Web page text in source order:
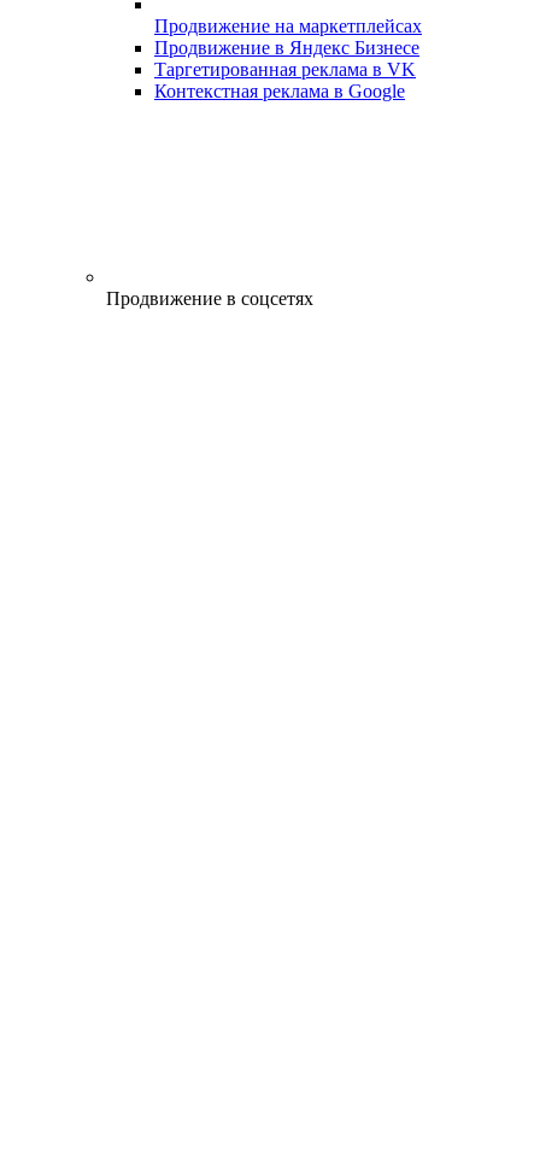
Продвижение на маркетплейсах
Продвижение в Яндекс Бизнесе
Таргетированная реклама в VK
Контекстная реклама в Google
Продвижение в соцсетях